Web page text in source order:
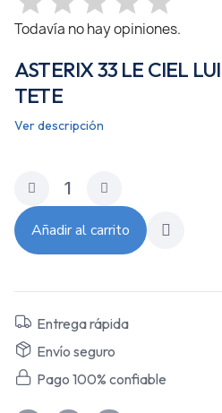
Todavía no hay opiniones.
ASTERIX 33 LE CIEL
TETE
Ver descripción
Añadir al carrito
Entrega rápida
Envío seguro
Pago 100% confiable